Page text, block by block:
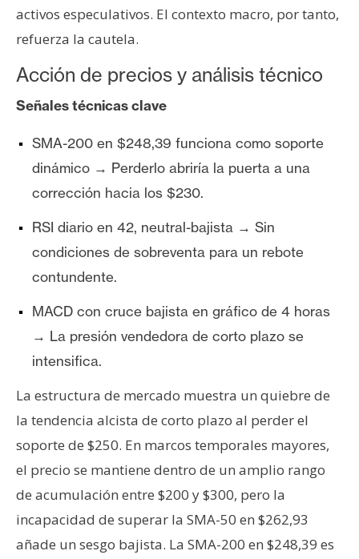
activos especulativos. El contexto macro, por tanto,
refuerza la cautela.
Acción de precios y análisis técnico
Señales técnicas clave
SMA-200 en $248,39 funciona como soporte
dinámico → Perderlo abriría la puerta a una
corrección hacia los $230.
RSI diario en 42, neutral-bajista → Sin
condiciones de sobreventa para un rebote
contundente.
MACD con cruce bajista en gráfico de 4 horas
→ La presión vendedora de corto plazo se
intensifica.
La estructura de mercado muestra un quiebre de
la tendencia alcista de corto plazo al perder el
soporte de $250. En marcos temporales mayores,
el precio se mantiene dentro de un amplio rango
de acumulación entre $200 y $300, pero la
incapacidad de superar la SMA-50 en $262,93
añade un sesgo bajista. La SMA-200 en $248,39 es